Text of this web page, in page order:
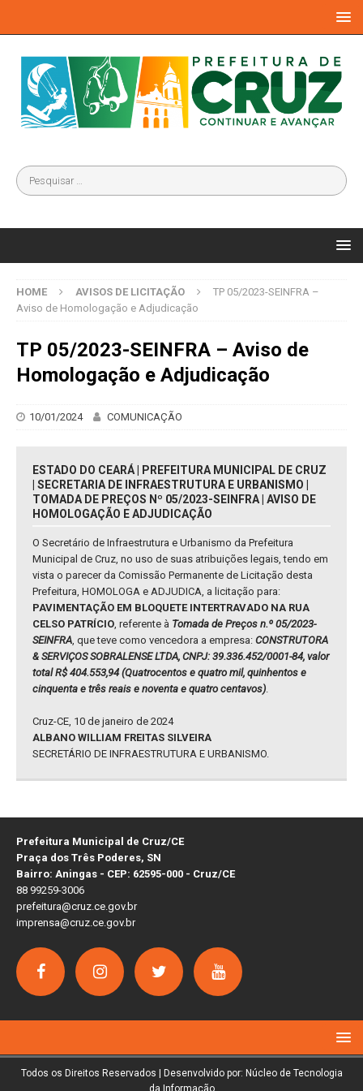
HOME AVISOS DE LICITAÇÃO
TP 05/2023-SEINFRA –
Aviso de Homologação e Adjudicação
TP 05/2023-SEINFRA – Aviso de
Homologação e Adjudicação
10/01/2024 COMUNICAÇÃO
ESTADO DO CEARÁ | PREFEITURA MUNICIPAL DE CRUZ
| SECRETARIA DE INFRAESTRUTURA E URBANISMO |
TOMADA DE PREÇOS Nº 05/2023-SEINFRA | AVISO DE
HOMOLOGAÇÃO E ADJUDICAÇÃO
O Secretário de Infraestrutura e Urbanismo da Prefeitura
Municipal de Cruz, no uso de suas atribuições legais, tendo em
vista o parecer da Comissão Permanente de Licitação desta
Prefeitura, HOMOLOGA e ADJUDICA, a licitação para:
PAVIMENTAÇÃO EM BLOQUETE INTERTRAVADO NA RUA
CELSO PATRÍCIO, referente à Tomada de Preços n.º 05/2023-
SEINFRA, que teve como vencedora a empresa: CONSTRUTORA
& SERVIÇOS SOBRALENSE LTDA, CNPJ: 39.336.452/0001-84, valor
total R$ 404.553,94 (Quatrocentos e quatro mil, quinhentos e
cinquenta e três reais e noventa e quatro centavos).
Cruz-CE, 10 de janeiro de 2024
ALBANO WILLIAM FREITAS SILVEIRA
SECRETÁRIO DE INFRAESTRUTURA E URBANISMO.
Prefeitura Municipal de Cruz/CE
Praça dos Três Poderes, SN
Bairro: Aningas - CEP: 62595-000 - Cruz/CE
88 99259-3006
prefeitura@cruz.ce.gov.br
imprensa@cruz.ce.gov.br
Todos os Direitos Reservados | Desenvolvido por: Núcleo de Tecnologia
da Informação